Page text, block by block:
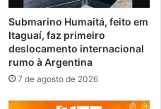
Submarino Humaitá, feito em
Itaguaí, faz primeiro
deslocamento internacional
rumo à Argentina
7 de agosto de 2026